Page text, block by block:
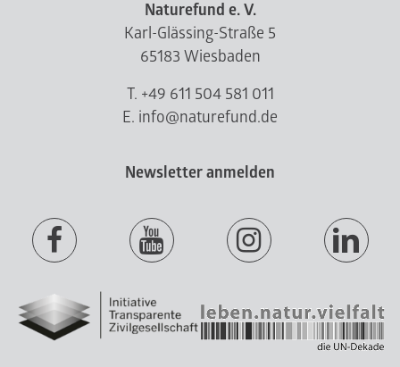
Naturefund e. V.
Karl-Glässing-Straße 5
65183 Wiesbaden
T. +49 611 504 581 011
E. info@naturefund.de
Newsletter anmelden